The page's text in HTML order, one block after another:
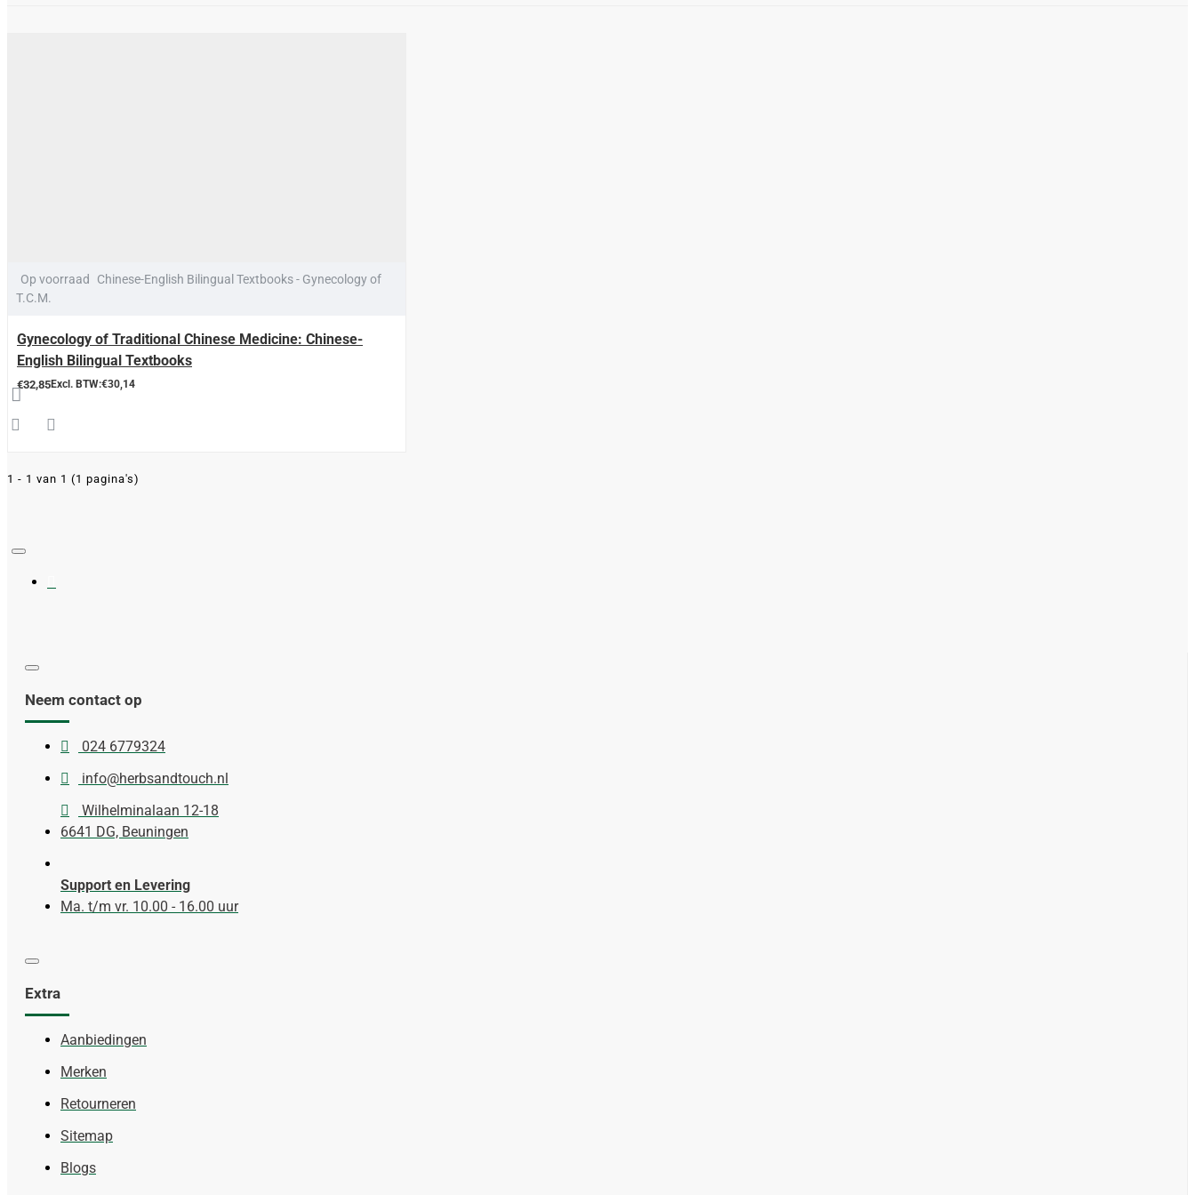
Op voorraad
Chinese-English Bilingual Textbooks - Gynecology of
T.C.M.
Gynecology of Traditional Chinese Medicine: Chinese-
English Bilingual Textbooks
€32,85Excl. BTW:€30,14
1 - 1 van 1 (1 pagina's)
Neem contact op
024 6779324
info@herbsandtouch.nl
Wilhelminalaan 12-18
6641 DG, Beuningen
Support en Levering
Ma. t/m vr. 10.00 - 16.00 uur
Extra
Aanbiedingen
Merken
Retourneren
Sitemap
Blogs